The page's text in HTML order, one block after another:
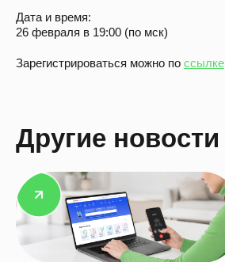
Дата и время:
26 февраля в 19:00 (по мск)
Зарегистрироваться можно по ссылке
Другие новости